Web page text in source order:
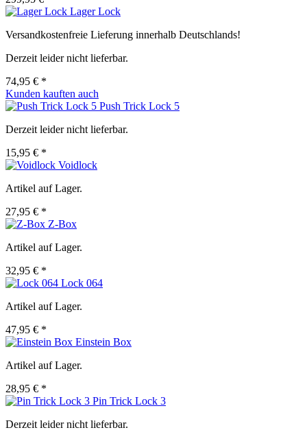
Lager Lock
Versandkostenfreie Lieferung innerhalb Deutschlands!
Derzeit leider nicht lieferbar.
74,95 € *
Kunden kauften auch
Push Trick Lock 5
Derzeit leider nicht lieferbar.
15,95 € *
Voidlock
Artikel auf Lager.
27,95 € *
Z-Box
Artikel auf Lager.
32,95 € *
Lock 064
Artikel auf Lager.
47,95 € *
Einstein Box
Artikel auf Lager.
28,95 € *
Pin Trick Lock 3
Derzeit leider nicht lieferbar.